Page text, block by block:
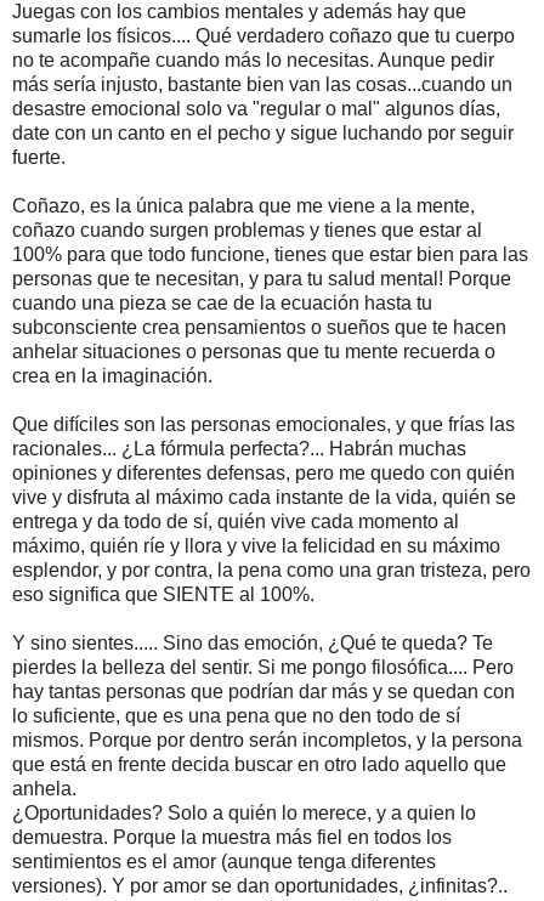
Juegas con los cambios mentales y además hay que
sumarle los físicos.... Qué verdadero coñazo que tu cuerpo
no te acompañe cuando más lo necesitas. Aunque pedir
más sería injusto, bastante bien van las cosas...cuando un
desastre emocional solo va "regular o mal" algunos días,
date con un canto en el pecho y sigue luchando por seguir
fuerte.
Coñazo, es la única palabra que me viene a la mente,
coñazo cuando surgen problemas y tienes que estar al
100% para que todo funcione, tienes que estar bien para las
personas que te necesitan, y para tu salud mental! Porque
cuando una pieza se cae de la ecuación hasta tu
subconsciente crea pensamientos o sueños que te hacen
anhelar situaciones o personas que tu mente recuerda o
crea en la imaginación.
Que difíciles son las personas emocionales, y que frías las
racionales... ¿La fórmula perfecta?... Habrán muchas
opiniones y diferentes defensas, pero me quedo con quién
vive y disfruta al máximo cada instante de la vida, quién se
entrega y da todo de sí, quién vive cada momento al
máximo, quién ríe y llora y vive la felicidad en su máximo
esplendor, y por contra, la pena como una gran tristeza, pero
eso significa que SIENTE al 100%.
Y sino sientes..... Sino das emoción, ¿Qué te queda? Te
pierdes la belleza del sentir. Si me pongo filosófica.... Pero
hay tantas personas que podrían dar más y se quedan con
lo suficiente, que es una pena que no den todo de sí
mismos. Porque por dentro serán incompletos, y la persona
que está en frente decida buscar en otro lado aquello que
anhela.
¿Oportunidades? Solo a quién lo merece, y a quien lo
demuestra. Porque la muestra más fiel en todos los
sentimientos es el amor (aunque tenga diferentes
versiones). Y por amor se dan oportunidades, ¿infinitas?..